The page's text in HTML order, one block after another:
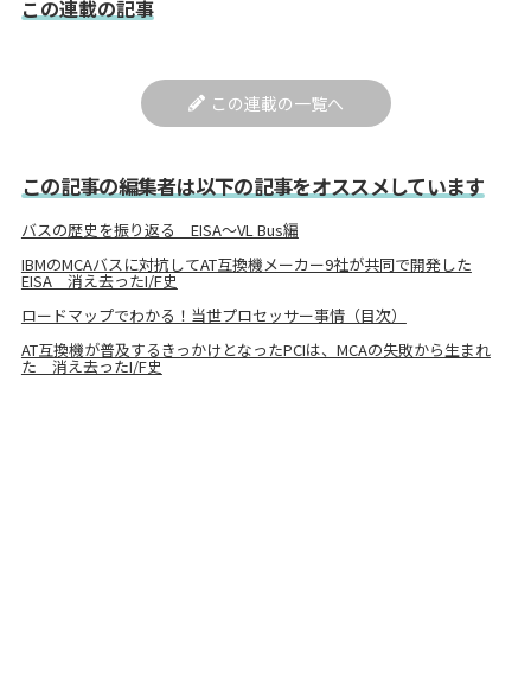
この連載の記事
この連載の一覧へ
この記事の編集者は以下の記事をオススメしています
バスの歴史を振り返る EISA～VL Bus編
IBMのMCAバスに対抗してAT互換機メーカー9社が共同で開発した
EISA 消え去ったI/F史
ロードマップでわかる！当世プロセッサー事情（目次）
AT互換機が普及するきっかけとなったPCIは、MCAの失敗から生まれ
た 消え去ったI/F史